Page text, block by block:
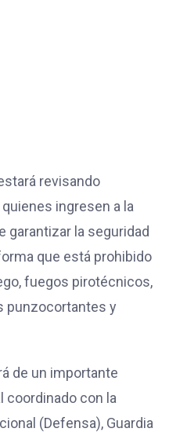
revisando
ingresen a la
garantizar la seguridad
que está prohibido
fuegos pirotécnicos,
punzocortantes y
de un importante
con la
(Defensa), Guardia